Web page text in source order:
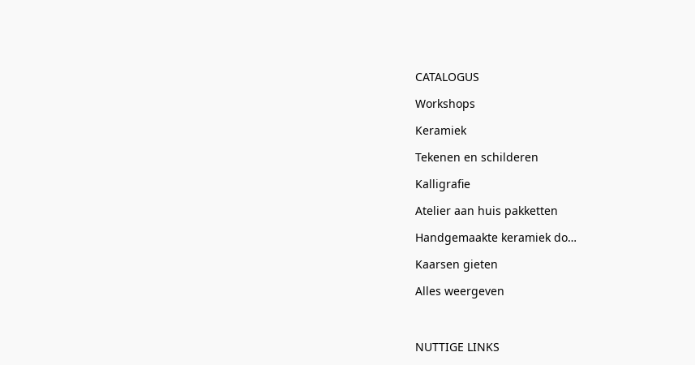
CATALOGUS
Workshops
Keramiek
Tekenen en schilderen
Kalligrafie
Atelier aan huis pakketten
Handgemaakte keramiek door Clay-Obscuur
Kaarsen gieten
Alles weergeven
NUTTIGE LINKS